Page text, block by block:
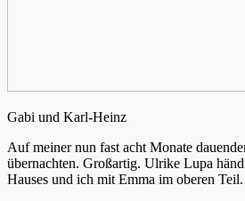
Gabi und Karl-Heinz
Auf meiner nun fast acht Monate
übernachten. Großartig. Ulrike Lupa
Hauses und ich mit Emma im oberen Teil.